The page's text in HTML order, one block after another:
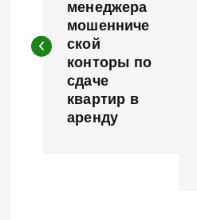
в
менеджера
мошенниче
ской
конторы по
сдаче
квартир в
аренду